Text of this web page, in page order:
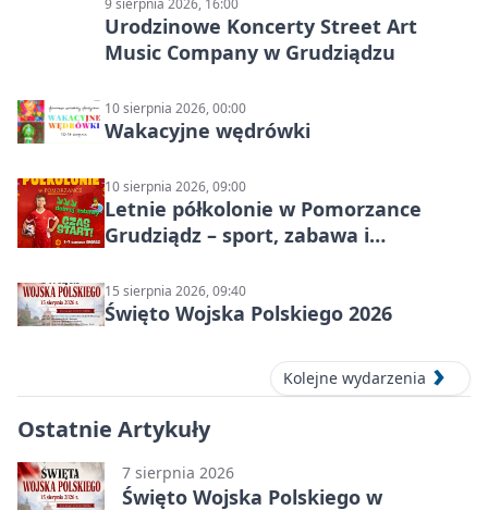
9 sierpnia 2026, 16:00
Urodzinowe Koncerty Street Art
Music Company w Grudziądzu
10 sierpnia 2026, 00:00
Wakacyjne wędrówki
10 sierpnia 2026, 09:00
Letnie półkolonie w Pomorzance
Grudziądz – sport, zabawa i
15 sierpnia 2026, 09:40
Święto Wojska Polskiego 2026
Kolejne wydarzenia
Ostatnie Artykuły
7 sierpnia 2026
Święto Wojska Polskiego w